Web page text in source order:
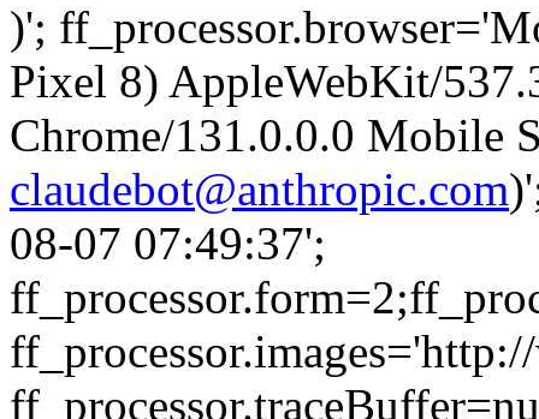
)';
Pixel 8) AppleWebKit/
Chrome/131.0.0.0 Mobile
claudebot@anthropic.com
08-07 07:49:37';